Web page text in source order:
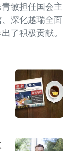
敏担任国会主
深化越瑞全面
了积极贡献。